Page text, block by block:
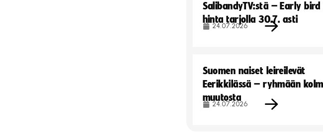
SalibandyTV:stä – Early
hinta tarjolla 30.7. asti
24.07.2026
Suomen naiset leireilevät
Eerikkilässä – ryhmään
muutosta
24.07.2026